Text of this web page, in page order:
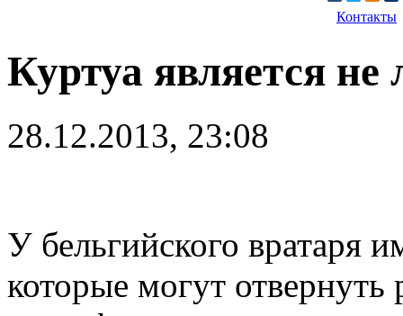
Контакты
Куртуа является
28.12.2013, 23:08
У бельгийского вратаря
которые могут отвернуть